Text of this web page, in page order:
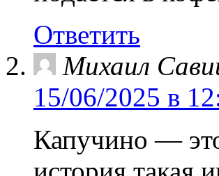
Ответить
Михаил
15/06/2025 в
Капучино —